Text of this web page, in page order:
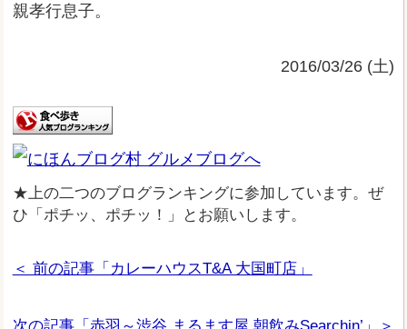
親孝行息子。
2016/03/26 (土)
★上の二つのブログランキングに参加しています。ぜ
ひ「ポチッ、ポチッ！」とお願いします。
＜ 前の記事「カレーハウスT&A 大国町店」
次の記事「赤羽～渋谷 まるます屋 朝飲みSearchin’」＞